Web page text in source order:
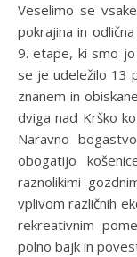
Veselimo se
pokrajina in
9. etape, ki smo
se je udeležilo 13
znanem in
dviga nad Krško
Naravno
obogatijo
raznolikimi
vplivom različnih
rekreativnim
polno bajk in